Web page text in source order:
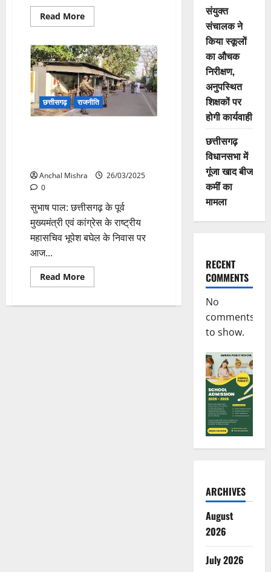
Read MoreRead
more
के
दिग्गज
नेताओं
का
जमावड़ा,
वोट
चोर
महारैली
में
छत्तीसगढ़ राजनीति
Anchal Mishra
26/03/2025
0
सुभाष पाल: छत्तीसगढ़ के पूर्व
मुख्यमंत्री एवं कांग्रेस के राष्ट्रीय
महासचिव भूपेश बघेल के निवास पर
आज...
Read MoreRead
more
मुख्यमंत्री
संयुक्त
संचालक ने
किया स्कूलों
का औचक
निरीक्षण,
अनुपस्थित
शिक्षकों पर
होगी कार्यवाही
छत्तीसगढ़
विधानसभा में
गूंजा खाद बीज
कमीं का
मामला
RECENT
COMMENTS
No
comments
to show.
ARCHIVES
August
2026
July 2026